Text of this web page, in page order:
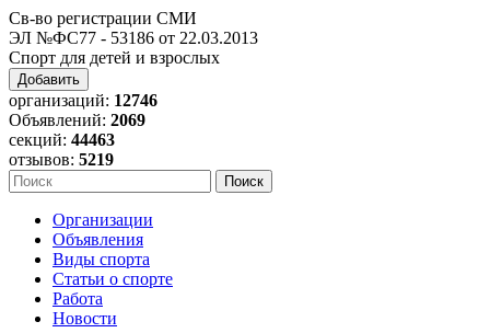
Св-во регистрации СМИ
ЭЛ №ФС77 - 53186 от 22.03.2013
Спорт для детей и взрослых
Добавить
организаций: 12746
Объявлений: 2069
секций: 44463
отзывов: 5219
Организации
Объявления
Виды спорта
Статьи о спорте
Работа
Новости